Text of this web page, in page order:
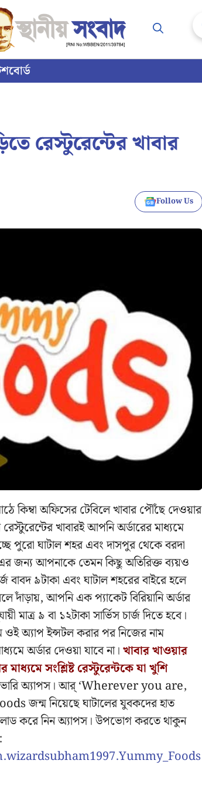
রেস্টুরেন্টের খাবার
Follow Us
কিম্বা অফিসের টেবিলে খাবার পৌঁছে দেওয়ার
খাবারই আপনি অর্ডারের মাধ্যমে
পুরো ঘাটাল শহর এবং দাসপুর থেকে বরদা
জন্য আপনাকে তেমন কিছু অতিরিক্ত ব্যয়ও
বাবদ ৯টাকা এবং ঘাটাল শহরের বাইরে হলে
আপনি এক প্যাকেট বিরিয়ানি অর্ডার
৯ বা ১২টাকা সার্ভিস চার্জ দিতে হবে।
ওই অ্যাপ ইন্সটল করার পর নিজের নাম
অর্ডার দেওয়া যাবে না।খাবার খাওয়ার
সংশ্লিষ্ট রেস্টুরেন্টকে যা খুশি
অ্যাপস। আর্ ‘Wherever you are,
জন্ম নিয়েছে ঘাটালের যুবকদের হাত
করে নিন অ্যাপস। উপভোগ করতে থাকুন